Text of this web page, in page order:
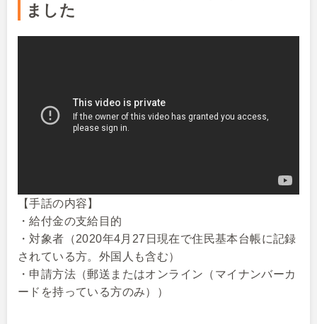
ました
【手話の内容】
・給付金の支給目的
・対象者（2020年4月27日現在で住民基本台帳に記録
されている方。外国人も含む）
・申請方法（郵送またはオンライン（マイナンバーカ
ードを持っている方のみ））